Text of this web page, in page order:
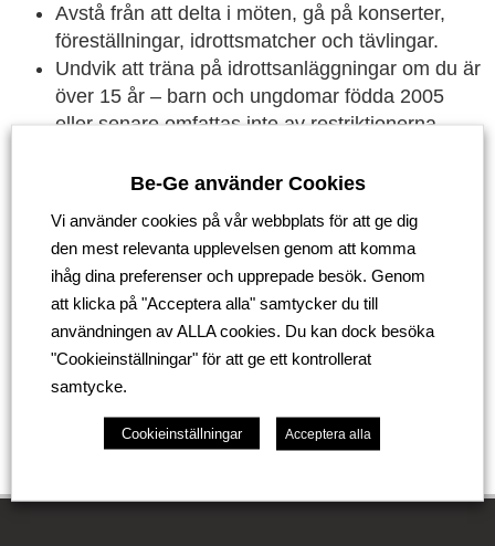
Avstå från att delta i möten, gå på konserter,
föreställningar, idrottsmatcher och tävlingar.
Undvik att träna på idrottsanläggningar om du är
över 15 år – barn och ungdomar födda 2005
eller senare omfattas inte av restriktionerna.
händerna, nys i armvecket, håll avstånd och
stanna hemma om du är sjuk.
Jönköpings län
Ta hand om er!
Tillbaka
Be-Ge använder Cookies
Vi använder cookies på vår webbplats för att ge dig
den mest relevanta upplevelsen genom att komma
ihåg dina preferenser och upprepade besök. Genom
att klicka på "Acceptera alla" samtycker du till
användningen av ALLA cookies. Du kan dock besöka
"Cookieinställningar" för att ge ett kontrollerat
samtycke.
Cookieinställningar Acceptera alla